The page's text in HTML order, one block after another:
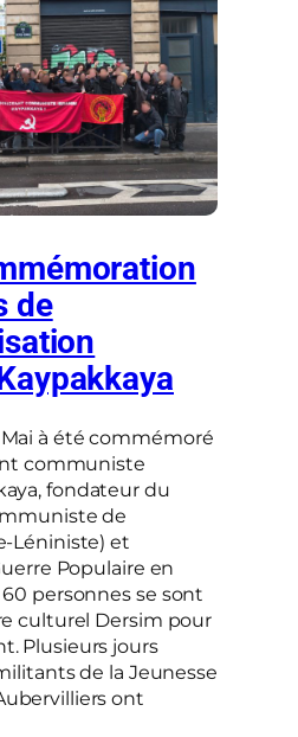
de
à été commémoré
communiste
fondateur du
de
Léniniste) et
Populaire en
personnes se sont
culturel Dersim pour
Plusieurs jours
de la Jeunesse
ont